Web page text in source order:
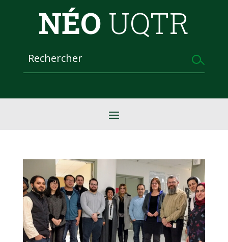
NÉO UQTR